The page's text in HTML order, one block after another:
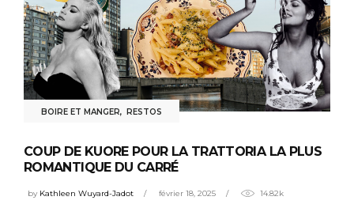
BOIRE ET MANGER, RESTOS
COUP DE KUORE POUR LA TRATTORIA LA PLUS
ROMANTIQUE DU CARRÉ
by Kathleen Wuyard-Jadot février 18, 2025 14.82k